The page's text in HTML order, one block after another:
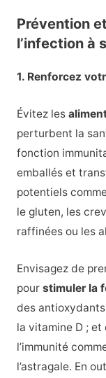
Prévention
l’infection à
1. Renforcez
Évitez les
perturbent la
fonction
emballés et
potentiels
le gluten, les
raffinées ou les
Envisagez de
pour stimuler la
des antioxydants
la vitamine D ; et
l’immunité
l’astragale. En